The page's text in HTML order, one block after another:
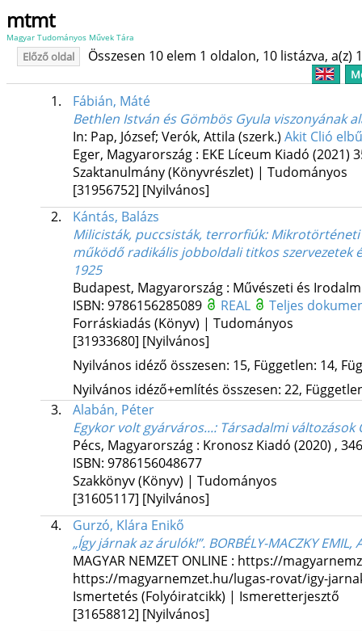
mtmt
Magyar Tudományos Művek Tára
Előző oldal Összesen 10 elem 1 oldalon, 10 listázva, a(z)
1.
Fábián, Máté
Bethlen István és Gömbös Gyula viszonyának
In: Pap, József; Verók, Attila (szerk.) Akit Clió
Eger, Magyarország : EKE Líceum Kiadó (2021)
Szaktanulmány (Könyvrészlet) | Tudományos
[31956752] [Nyilvános]
2.
Kántás, Balázs
Milicisták, puccsisták, terrorfiúk: Mikrotörténeti
működő radikális jobboldali titkos szervezetek
1925
Budapest, Magyarország : Művészeti és
ISBN: 9786156285089 REAL
Teljes
Forráskiadás (Könyv) | Tudományos
[31933680] [Nyilvános]
Nyilvános idéző összesen: 15, Független: 14,
Nyilvános idéző+említés összesen: 22,
3.
Alabán, Péter
Egykor volt gyárváros...: Társadalmi
Pécs, Magyarország : Kronosz Kiadó (2020) ,
ISBN: 9786156048677
Szakkönyv (Könyv) | Tudományos
[31605117] [Nyilvános]
4.
Gurzó, Klára Enikő
„Így járnak az árulók!”. BORBÉLY-MACZKY EMIL,
MAGYAR NEMZET ONLINE : https://
https://magyarnemzet.hu/lugas-rovat/igy-
Ismertetés (Folyóiratcikk) | Ismeretterjesztő
[31658812] [Nyilvános]